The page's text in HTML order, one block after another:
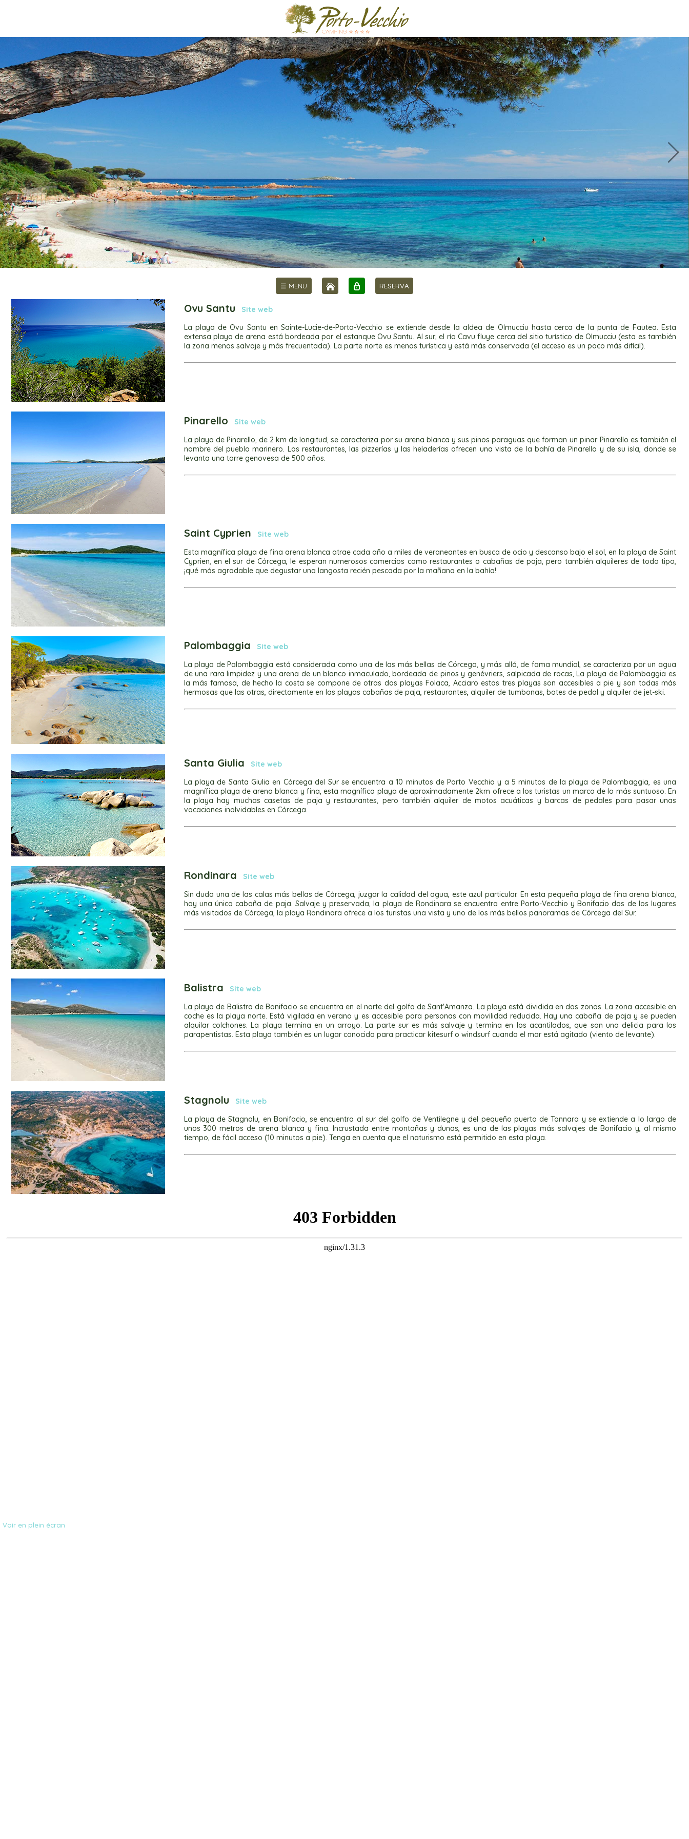
☰ MENU RESERVA
Ovu Santu
Site web
La playa de Ovu Santu en Sainte-Lucie-de-Porto-Vecchio se extiende desde la aldea de Olmucciu hasta cerca de la punta de Fautea. Esta
extensa playa de arena está bordeada por el estanque Ovu Santu. Al sur, el río Cavu fluye cerca del sitio turístico de Olmucciu (esta es también
la zona menos salvaje y más frecuentada). La parte norte es menos turística y está más conservada (el acceso es un poco más difícil).
Pinarello
Site web
La playa de Pinarello, de 2 km de longitud, se caracteriza por su arena blanca y sus pinos paraguas que forman un pinar. Pinarello es también el
nombre del pueblo marinero. Los restaurantes, las pizzerías y las heladerías ofrecen una vista de la bahía de Pinarello y de su isla, donde se
levanta una torre genovesa de 500 años.
Saint Cyprien
Site web
Esta magnífica playa de fina arena blanca atrae cada año a miles de veraneantes en busca de ocio y descanso bajo el sol, en la playa de Saint
Cyprien, en el sur de Córcega, le esperan numerosos comercios como restaurantes o cabañas de paja, pero también alquileres de todo tipo,
¡qué más agradable que degustar una langosta recién pescada por la mañana en la bahía!
Palombaggia
Site web
La playa de Palombaggia está considerada como una de las más bellas de Córcega, y más allá, de fama mundial, se caracteriza por un agua
de una rara limpidez y una arena de un blanco inmaculado, bordeada de pinos y genévriers, salpicada de rocas, La playa de Palombaggia es
la más famosa, de hecho la costa se compone de otras dos playas Folaca, Acciaro estas tres playas son accesibles a pie y son todas más
hermosas que las otras, directamente en las playas cabañas de paja, restaurantes, alquiler de tumbonas, botes de pedal y alquiler de jet-ski.
Santa Giulia
Site web
La playa de Santa Giulia en Córcega del Sur se encuentra a 10 minutos de Porto Vecchio y a 5 minutos de la playa de Palombaggia, es una
magnífica playa de arena blanca y fina, esta magnífica playa de aproximadamente 2km ofrece a los turistas un marco de lo más suntuoso. En
la playa hay muchas casetas de paja y restaurantes, pero también alquiler de motos acuáticas y barcas de pedales para pasar unas
vacaciones inolvidables en Córcega.
Rondinara
Site web
Sin duda una de las calas más bellas de Córcega, juzgar la calidad del agua, este azul particular. En esta pequeña playa de fina arena blanca,
hay una única cabaña de paja. Salvaje y preservada, la playa de Rondinara se encuentra entre Porto-Vecchio y Bonifacio dos de los lugares
más visitados de Córcega, la playa Rondinara ofrece a los turistas una vista y uno de los más bellos panoramas de Córcega del Sur.
Balistra
Site web
La playa de Balistra de Bonifacio se encuentra en el norte del golfo de Sant'Amanza. La playa está dividida en dos zonas. La zona accesible en
coche es la playa norte. Está vigilada en verano y es accesible para personas con movilidad reducida. Hay una cabaña de paja y se pueden
alquilar colchones. La playa termina en un arroyo. La parte sur es más salvaje y termina en los acantilados, que son una delicia para los
parapentistas. Esta playa también es un lugar conocido para practicar kitesurf o windsurf cuando el mar está agitado (viento de levante).
Stagnolu
Site web
La playa de Stagnolu, en Bonifacio, se encuentra al sur del golfo de Ventilegne y del pequeño puerto de Tonnara y se extiende a lo largo de
unos 300 metros de arena blanca y fina. Incrustada entre montañas y dunas, es una de las playas más salvajes de Bonifacio y, al mismo
tiempo, de fácil acceso (10 minutos a pie). Tenga en cuenta que el naturismo está permitido en esta playa.
Voir en plein écran